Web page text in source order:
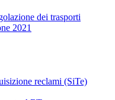
dei trasporti
2021
reclami (SiTe)